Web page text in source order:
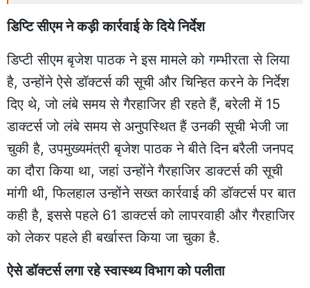
डिप्टि सीएम ने कड़ी कार्रवाई के दिये निर्देश
डिप्टी सीएम बृजेश पाठक ने इस मामले को गम्भीरता से लिया
है, उन्होंने ऐसे डॉक्टर्स की सूची और चिन्हित करने के निर्देश
दिए थे, जो लंबे समय से गैरहाजिर ही रहते हैं, बरेली में 15
डाक्टर्स जो लंबे समय से अनुपस्थित हैं उनकी सूची भेजी जा
चुकी है, उपमुख्यमंत्री बृजेश पाठक ने बीते दिन बरैली जनपद
का दौरा किया था, जहां उन्होंने गैरहाजिर डाक्टर्स की सूची
मांगी थी, फिलहाल उन्होंने सख्त कार्रवाई की डॉक्टर्स पर बात
कही है, इससे पहले 61 डाक्टर्स को लापरवाही और गैरहाजिर
को लेकर पहले ही बर्खास्त किया जा चुका है.
ऐसे डॉक्टर्स लगा रहे स्वास्थ्य विभाग को पलीता